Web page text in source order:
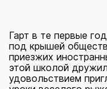
Гарт в те первые
под крышей
приезжих
этой школой
удовольствием